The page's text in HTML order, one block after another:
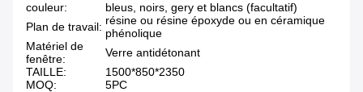
couleur:
bleus, noirs, gery et blancs (facultatif)
Plan de travail: résine ou résine époxyde ou en céramique
phénolique
Matériel de
fenêtre:
Verre antidétonant
TAILLE:
1500*850*2350
MOQ:
5PC